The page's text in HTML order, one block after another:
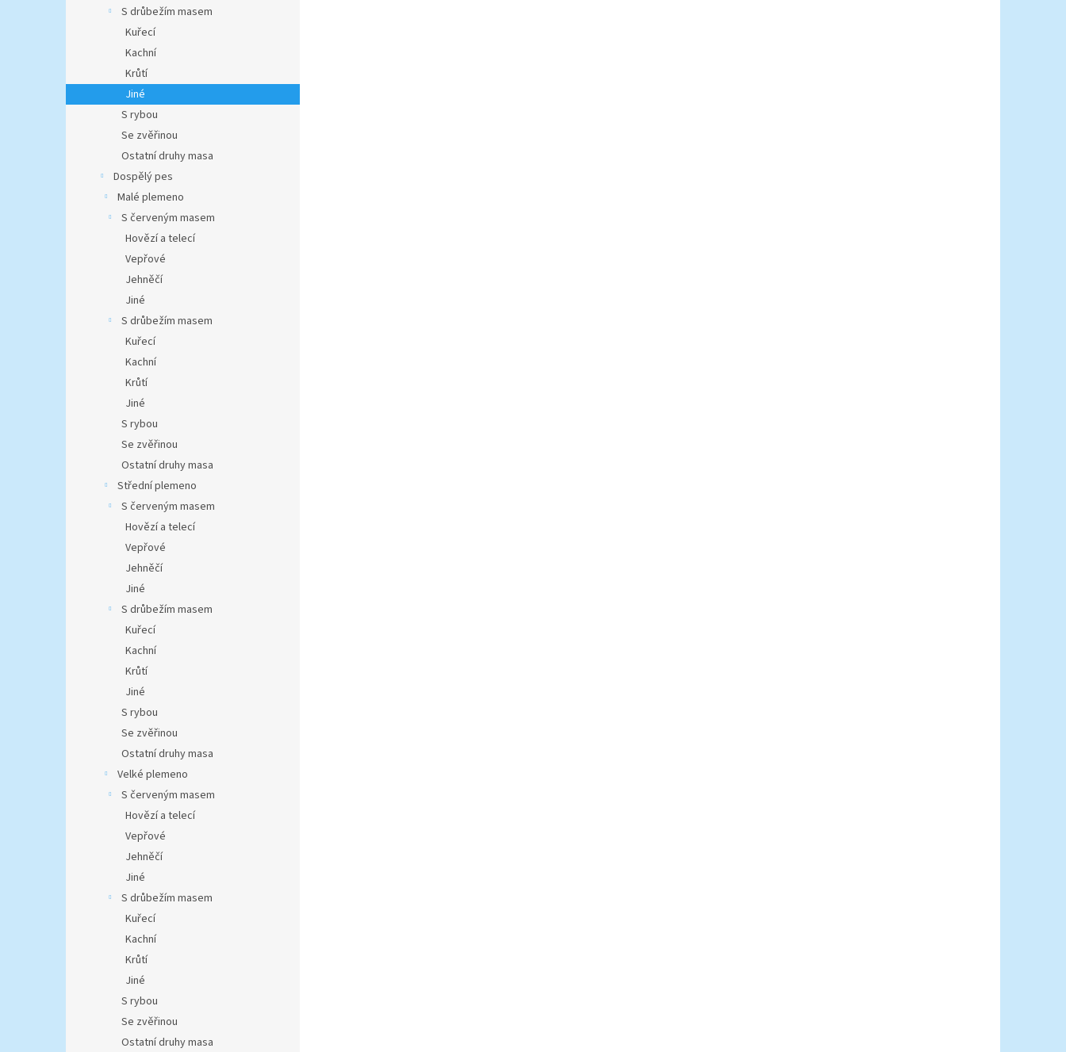
S drůbežím masem
Kuřecí
Kachní
Krůtí
Jiné
S rybou
Se zvěřinou
Ostatní druhy masa
Dospělý pes
Malé plemeno
S červeným masem
Hovězí a telecí
Vepřové
Jehněčí
Jiné
S drůbežím masem
Kuřecí
Kachní
Krůtí
Jiné
S rybou
Se zvěřinou
Ostatní druhy masa
Střední plemeno
S červeným masem
Hovězí a telecí
Vepřové
Jehněčí
Jiné
S drůbežím masem
Kuřecí
Kachní
Krůtí
Jiné
S rybou
Se zvěřinou
Ostatní druhy masa
Velké plemeno
S červeným masem
Hovězí a telecí
Vepřové
Jehněčí
Jiné
S drůbežím masem
Kuřecí
Kachní
Krůtí
Jiné
S rybou
Se zvěřinou
Ostatní druhy masa